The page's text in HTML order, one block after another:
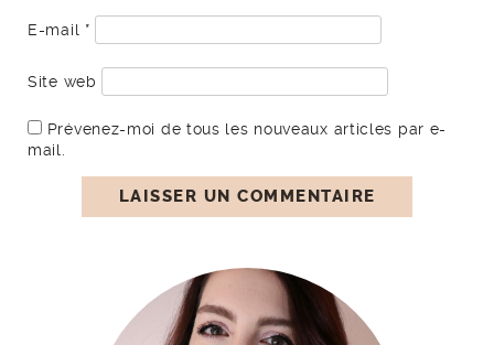
E-mail *
Site web
Prévenez-moi de tous les nouveaux articles par e-
mail.